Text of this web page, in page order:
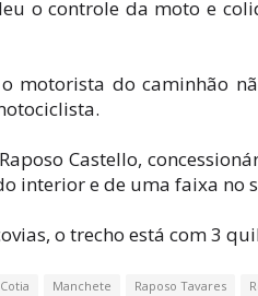
o controle da moto e
motorista do caminhão
Castello,
interior e de uma faixa no
o trecho está com 3
Cotia Manchete Raposo Tavares